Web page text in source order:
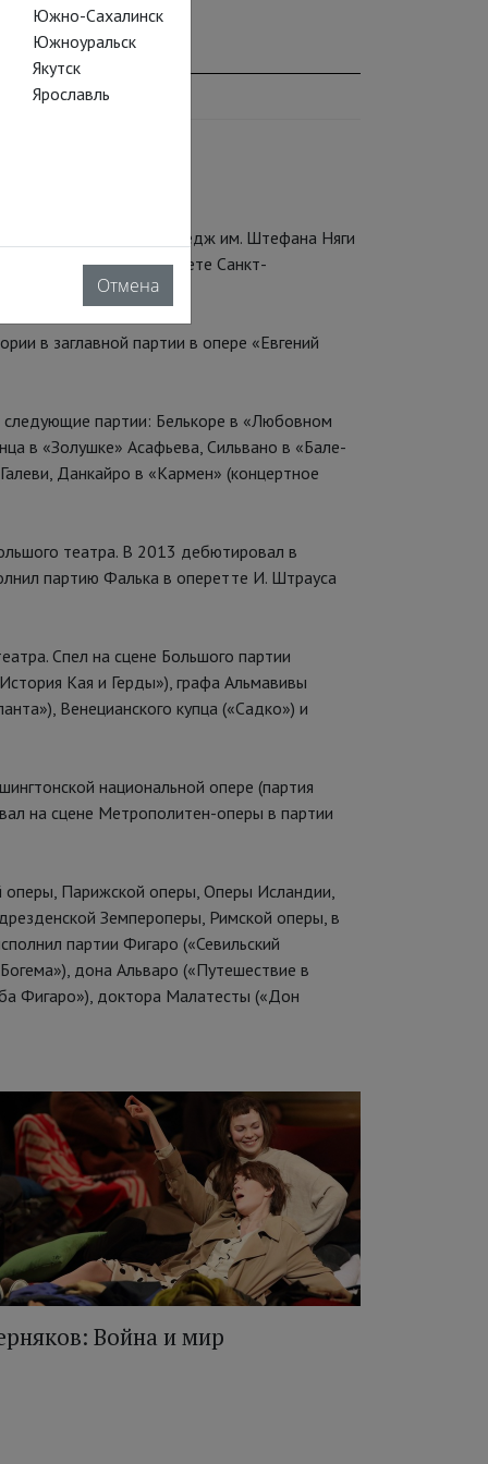
музыкальный колледж им. Штефана Няги
на вокальном факультете Санкт-
Корсакова.
в заглавной партии в опере «Евгений
партии: Белькоре в «Любовном
в «Золушке» Асафьева, Сильвано в «Бале-
Данкайро в «Кармен» (концертное
театра. В 2013 дебютировал в
партию Фалька в оперетте И. Штрауса
Спел на сцене Большого партии
Кая и Герды»), графа Альмавивы
Венецианского купца («Садко») и
национальной опере (партия
на сцене Метрополитен-оперы в партии
оперы, Парижской оперы, Оперы Исландии,
Земпероперы, Римской оперы, в
партии Фигаро («Севильский
дона Альваро («Путешествие в
Фигаро»), доктора Малатесты («Дон
Война и мир
Южно-Сахалинск
Южноуральск
Якутск
Ярославль
Отмена